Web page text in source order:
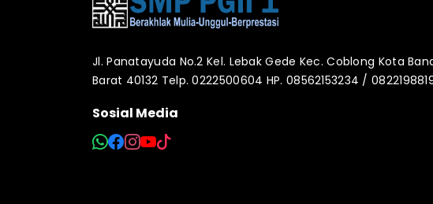
Jl. Panatayuda No.2 Kel. Lebak Gede Kec. Coblong Kota
Barat 40132 Telp. 0222500604 HP. 08562153234 /
Sosial Media